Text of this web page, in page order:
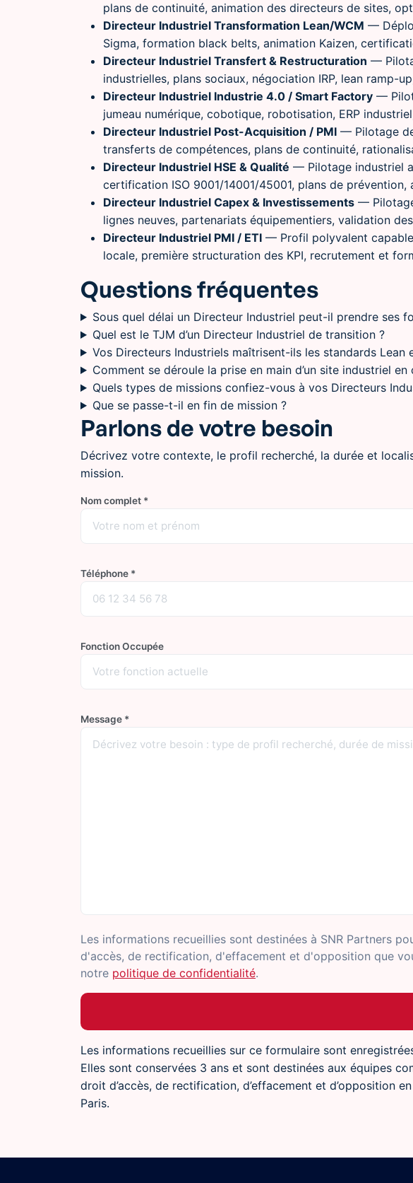
plans de continuité, animation des directeurs de sites,
Directeur Industriel Transformation Lean/WCM —
Sigma, formation black belts, animation Kaizen,
Directeur Industriel Transfert & Restructuration —
industrielles, plans sociaux, négociation IRP, lean ramp-
Directeur Industriel Industrie 4.0 / Smart Factory —
jumeau numérique, cobotique, robotisation, ERP
Directeur Industriel Post-Acquisition / PMI — Pilotage
transferts de compétences, plans de continuité,
Directeur Industriel HSE & Qualité — Pilotage industriel
certification ISO 9001/14001/45001, plans de prévention,
Directeur Industriel Capex & Investissements —
lignes neuves, partenariats équipementiers, validation
Directeur Industriel PMI / ETI — Profil polyvalent capable
locale, première structuration des KPI, recrutement et
Questions fréquentes
Sous quel délai un Directeur Industriel peut-il prendre ses
Quel est le TJM d’un Directeur Industriel de transition ?
Vos Directeurs Industriels maîtrisent-ils les standards Lean
Comment se déroule la prise en main d’un site industriel en
Quels types de missions confiez-vous à vos Directeurs
Que se passe-t-il en fin de mission ?
Parlons de votre besoin
Décrivez votre contexte, le profil recherché, la durée et
mission.
Nom complet *
Téléphone *
Fonction Occupée
Message *
Les informations recueillies sont destinées à SNR Partners
d'accès, de rectification, d'effacement et d'opposition que
notre politique de confidentialité.
Les informations recueillies sur ce formulaire sont
Elles sont conservées 3 ans et sont destinées aux équipes
droit d’accès, de rectification, d’effacement et d’opposition
Paris.